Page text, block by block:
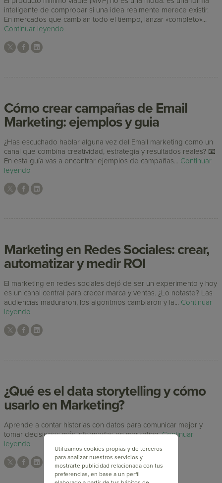
inteligente de comprobar si una idea realmente merece existir.
En mercados que cambian todo el tiempo, lanzar «completo»...
Continuar leyendo
Cómo crear campañas de Email
Marketing: ejemplos y guia
¿Has escuchado hablar alguna vez del Email marketing como un
canal que combina creatividad, estrategia y resultados reales? 📧
En esta guía vas a encontrar ejemplos de campañas... Continuar
leyendo
Marketing en Redes Sociales: crear,
automatizar y medir ROI
El marketing en redes sociales dejó de ser un experimento y hoy
es un canal central para crecer marca y ventas. ¿Lo notaste? Las
audiencias maduraron, los algoritmos cambiaron y la... Continuar
leyendo
¿Qué es el data storytelling y cómo
usarlo en Marketing?
Aprende a contar historias con datos para comunicar mejor y
tomar decisiones más informadas en marketing.Continuar
leyendo
Utilizamos cookies propias y de terceros
para analizar nuestros servicios y
mostrarte publicidad relacionada con tus
preferencias, en base a un perfil